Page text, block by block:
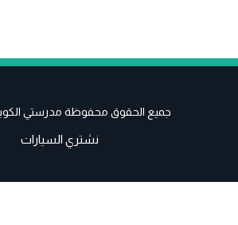
جميع الحقوق محفوظة مدرستي الكويتية
نشتري السيارات